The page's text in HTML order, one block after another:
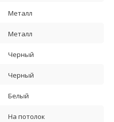
Металл
Металл
Черный
Черный
Белый
На потолок